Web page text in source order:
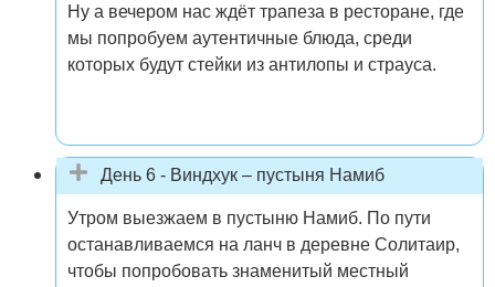
Ну а вечером нас ждёт трапеза в ресторане, где
мы попробуем аутентичные блюда, среди
которых будут стейки из антилопы и страуса.
День 6 - Виндхук – пустыня Намиб
Утром выезжаем в пустыню Намиб. По пути
останавливаемся на ланч в деревне Солитаир,
чтобы попробовать знаменитый местный